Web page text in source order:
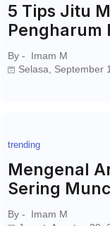
5 Tips Jitu
Pengharum
Bisnis Anda
By -
Imam M
Selasa, September
trending
Mengenal
Sering
By -
Imam M